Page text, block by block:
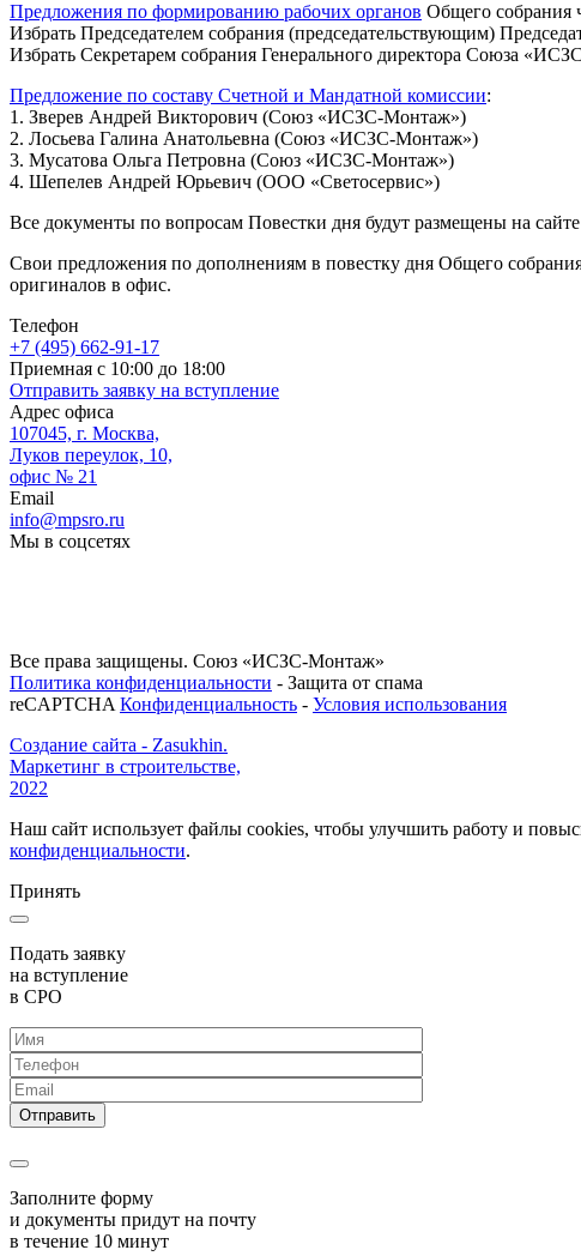
Предложения по формированию рабочих органов Общего собрания
Избрать Председателем собрания (председательствующим)
Избрать Секретарем собрания Генерального директора Союза
Предложение по составу Счетной и Мандатной комиссии:
1. Зверев Андрей Викторович (Союз «ИСЗС-Монтаж»)
2. Лосьева Галина Анатольевна (Союз «ИСЗС-Монтаж»)
3. Мусатова Ольга Петровна (Союз «ИСЗС-Монтаж»)
4. Шепелев Андрей Юрьевич (ООО «Светосервис»)
Все документы по вопросам Повестки дня будут размещены на сайте
Свои предложения по дополнениям в повестку дня Общего
оригиналов в офис.
Телефон
+7 (495) 662-91-17
Приемная с 10:00 до 18:00
Отправить заявку на вступление
Адрес офиса
107045, г. Москва,
Луков переулок, 10,
офис № 21
Email
info@mpsro.ru
Мы в соцсетях
Все права защищены. Союз «ИСЗС-Монтаж»
Политика конфиденциальности - Защита от спама
reCAPTCHAКонфиденциальность - Условия использования
Создание сайта - Zasukhin.
Маркетинг в строительстве,
2022
Наш сайт использует файлы cookies, чтобы улучшить работу и
конфиденциальности.
Принять
Подать заявку
на вступление
в СРО
Заполните форму
и документы придут на почту
в течение 10 минут